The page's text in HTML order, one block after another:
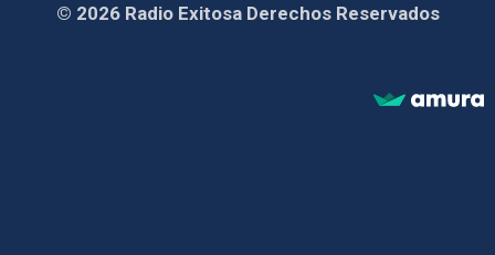
© 2026 Radio Exitosa Derechos Reservados